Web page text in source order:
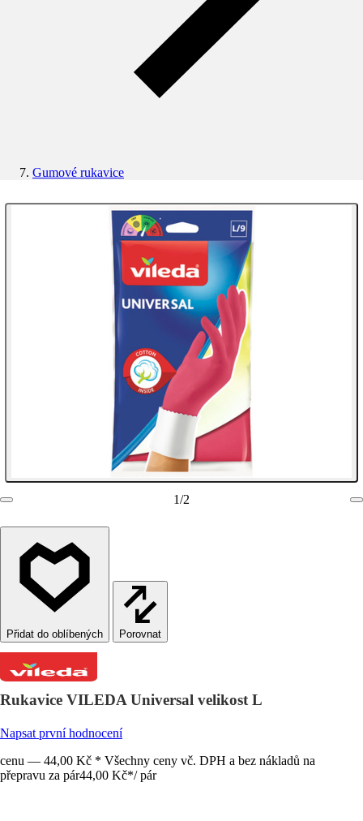
Gumové rukavice
1/2
Porovnat
Rukavice VILEDA Universal velikost L
Napsat první hodnocení
cenu — 44,00 Kč * Všechny ceny vč. DPH a bez nákladů na
přepravu za pár44,00 Kč*/ pár